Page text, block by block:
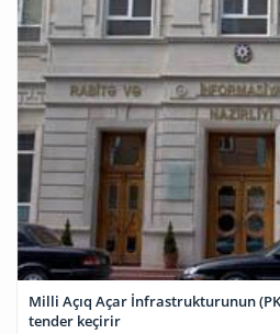
Milli Açıq Açar İnfrastrukturunun
tender keçirir